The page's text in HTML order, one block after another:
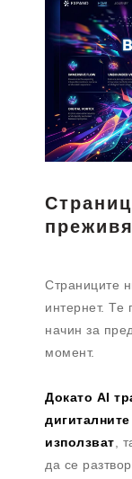
Страниците
интернет. Те
начин за
момент.
Докато AI
използват,
да се